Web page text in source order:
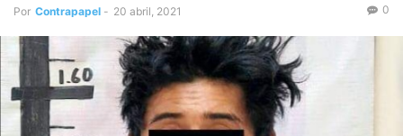
Por Contrapapel - 20 abril, 2021 0